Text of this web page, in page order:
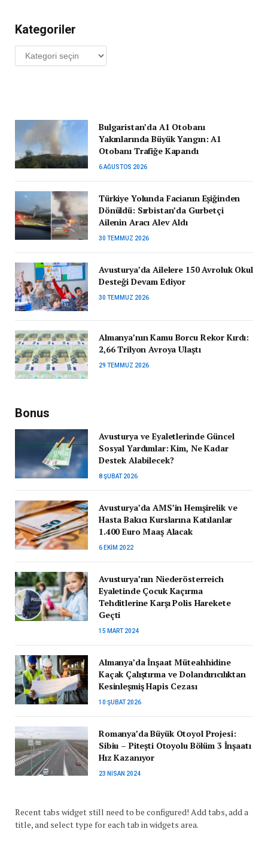
Kategoriler
Kategoriler
Bulgaristan’da A1 Otobanı
Yakınlarında Büyük Yangın: A1
Otobanı Trafiğe Kapandı
6 AĞUSTOS 2026
Türkiye Yolunda Facianın Eşiğinden
Dönüldü: Sırbistan’da Gurbetçi
Ailenin Aracı Alev Aldı
30 TEMMUZ 2026
Avusturya’da Ailelere 150 Avroluk Okul
Desteği Devam Ediyor
30 TEMMUZ 2026
Almanya’nın Kamu Borcu Rekor Kırdı:
2,66 Trilyon Avroya Ulaştı
29 TEMMUZ 2026
Bonus
Avusturya ve Eyaletlerinde Güncel
Sosyal Yardımlar: Kim, Ne Kadar
Destek Alabilecek?
8 ŞUBAT 2026
Avusturya’da AMS’in Hemşirelik ve
Hasta Bakıcı Kurslarına Katılanlar
1.400 Euro Maaş Alacak
6 EKIM 2022
Avusturya’nın Niederösterreich
Eyaletinde Çocuk Kaçırma
Tehditlerine Karşı Polis Harekete
Geçti
15 MART 2024
Almanya’da İnşaat Müteahhidine
Kaçak Çalıştırma ve Dolandırıcılıktan
Kesinleşmiş Hapis Cezası
10 ŞUBAT 2026
Romanya’da Büyük Otoyol Projesi:
Sibiu – Pitești Otoyolu Bölüm 3 İnşaatı
Hız Kazanıyor
23 NISAN 2024
Recent tabs widget still need to be configured! Add tabs, add a
title, and select type for each tab in widgets area.